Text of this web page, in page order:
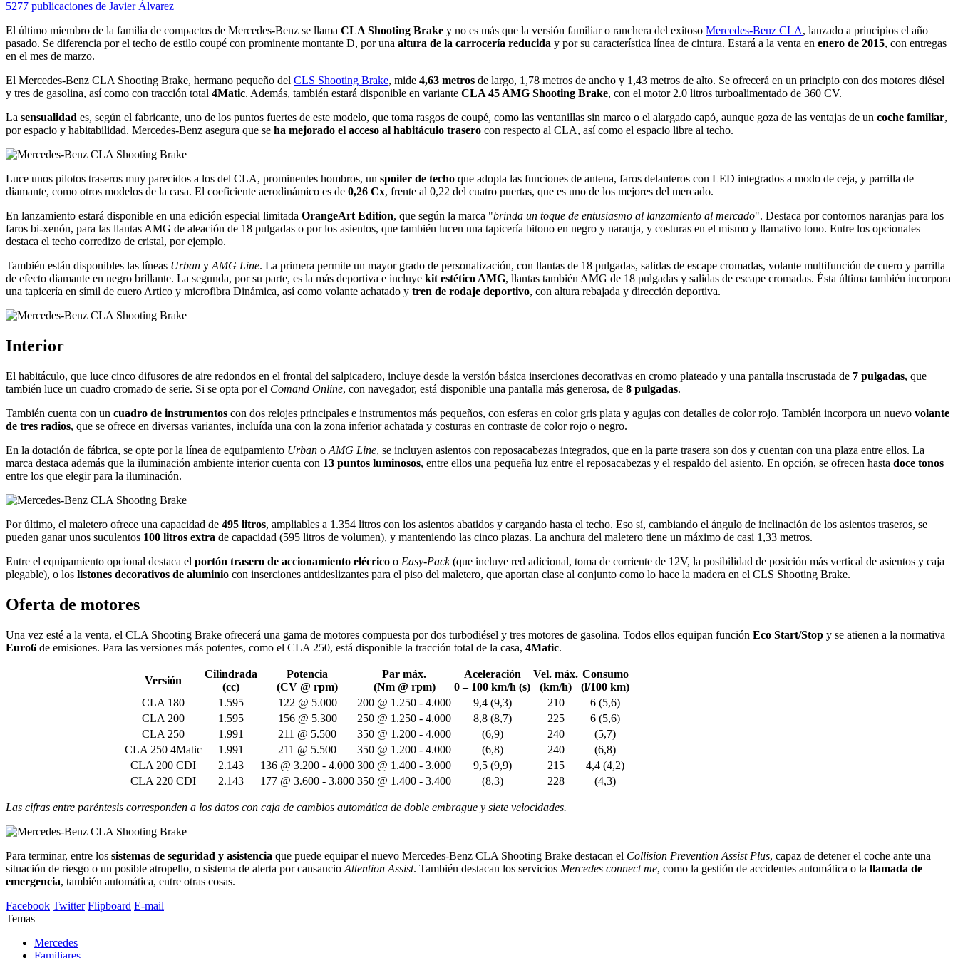
5277 publicaciones de Javier Álvarez
El último miembro de la familia de compactos de Mercedes-Benz se llama CLA Shooting Brake y no es más que la versión familiar o ranchera del exitoso Mercedes-Benz CLA, lanzado a principios el año
pasado. Se diferencia por el techo de estilo coupé con prominente montante D, por una altura de la carrocería reducida y por su característica línea de cintura. Estará a la venta en enero de 2015, con entregas
en el mes de marzo.
El Mercedes-Benz CLA Shooting Brake, hermano pequeño del CLS Shooting Brake, mide 4,63 metros de largo, 1,78 metros de ancho y 1,43 metros de alto. Se ofrecerá en un principio con dos motores diésel
y tres de gasolina, así como con tracción total 4Matic. Además, también estará disponible en variante CLA 45 AMG Shooting Brake, con el motor 2.0 litros turboalimentado de 360 CV.
La sensualidad es, según el fabricante, uno de los puntos fuertes de este modelo, que toma rasgos de coupé, como las ventanillas sin marco o el alargado capó, aunque goza de las ventajas de un coche familiar,
por espacio y habitabilidad. Mercedes-Benz asegura que se ha mejorado el acceso al habitáculo trasero con respecto al CLA, así como el espacio libre al techo.
Luce unos pilotos traseros muy parecidos a los del CLA, prominentes hombros, un spoiler de techo que adopta las funciones de antena, faros delanteros con LED integrados a modo de ceja, y parrilla de
diamante, como otros modelos de la casa. El coeficiente aerodinámico es de 0,26 Cx, frente al 0,22 del cuatro puertas, que es uno de los mejores del mercado.
En lanzamiento estará disponible en una edición especial limitada OrangeArt Edition, que según la marca "brinda un toque de entusiasmo al lanzamiento al mercado". Destaca por contornos naranjas para los
faros bi-xenón, para las llantas AMG de aleación de 18 pulgadas o por los asientos, que también lucen una tapicería bitono en negro y naranja, y costuras en el mismo y llamativo tono. Entre los opcionales
destaca el techo corredizo de cristal, por ejemplo.
También están disponibles las líneas Urban y AMG Line. La primera permite un mayor grado de personalización, con llantas de 18 pulgadas, salidas de escape cromadas, volante multifunción de cuero y parrilla
de efecto diamante en negro brillante. La segunda, por su parte, es la más deportiva e incluye kit estético AMG, llantas también AMG de 18 pulgadas y salidas de escape cromadas. Ésta última también incorpora
una tapicería en símil de cuero Artico y microfibra Dinámica, así como volante achatado y tren de rodaje deportivo, con altura rebajada y dirección deportiva.
Interior
El habitáculo, que luce cinco difusores de aire redondos en el frontal del salpicadero, incluye desde la versión básica inserciones decorativas en cromo plateado y una pantalla inscrustada de 7 pulgadas, que
también luce un cuadro cromado de serie. Si se opta por el Comand Online, con navegador, está disponible una pantalla más generosa, de 8 pulgadas.
También cuenta con un cuadro de instrumentos con dos relojes principales e instrumentos más pequeños, con esferas en color gris plata y agujas con detalles de color rojo. También incorpora un nuevo volante
de tres radios, que se ofrece en diversas variantes, incluída una con la zona inferior achatada y costuras en contraste de color rojo o negro.
En la dotación de fábrica, se opte por la línea de equipamiento Urban o AMG Line, se incluyen asientos con reposacabezas integrados, que en la parte trasera son dos y cuentan con una plaza entre ellos. La
marca destaca además que la iluminación ambiente interior cuenta con 13 puntos luminosos, entre ellos una pequeña luz entre el reposacabezas y el respaldo del asiento. En opción, se ofrecen hasta doce tonos
entre los que elegir para la iluminación.
Por último, el maletero ofrece una capacidad de 495 litros, ampliables a 1.354 litros con los asientos abatidos y cargando hasta el techo. Eso sí, cambiando el ángulo de inclinación de los asientos traseros, se
pueden ganar unos suculentos 100 litros extra de capacidad (595 litros de volumen), y manteniendo las cinco plazas. La anchura del maletero tiene un máximo de casi 1,33 metros.
Entre el equipamiento opcional destaca el portón trasero de accionamiento elécrico o Easy-Pack(que incluye red adicional, toma de corriente de 12V, la posibilidad de posición más vertical de asientos y caja
plegable), o los listones decorativos de aluminio con inserciones antideslizantes para el piso del maletero, que aportan clase al conjunto como lo hace la madera en el CLS Shooting Brake.
Oferta de motores
Una vez esté a la venta, el CLA Shooting Brake ofrecerá una gama de motores compuesta por dos turbodiésel y tres motores de gasolina. Todos ellos equipan función Eco Start/Stop y se atienen a la normativa
Euro6 de emisiones. Para las versiones más potentes, como el CLA 250, está disponible la tracción total de la casa, 4Matic.
Versión
Cilindrada
(cc)
Potencia
(CV @ rpm)
Par máx.
(Nm @ rpm)
Aceleración
0 – 100 km/h (s)
Vel. máx.
(km/h)
Consumo
(l/100 km)
CLA 180
1.595 122 @ 5.000 200 @ 1.250 - 4.000 9,4 (9,3) 210
6 (5,6)
CLA 200
1.595 156 @ 5.300 250 @ 1.250 - 4.000 8,8 (8,7) 225
6 (5,6)
CLA 250
1.991 211 @ 5.500 350 @ 1.200 - 4.000 (6,9) 240
(5,7)
CLA 250 4Matic
1.991 211 @ 5.500 350 @ 1.200 - 4.000 (6,8) 240
(6,8)
CLA 200 CDI
2.143 136 @ 3.200 - 4.000 300 @ 1.400 - 3.000 9,5 (9,9) 215
4,4 (4,2)
CLA 220 CDI
2.143 177 @ 3.600 - 3.800 350 @ 1.400 - 3.400 (8,3) 228 (4,3)
Las cifras entre paréntesis corresponden a los datos con caja de cambios automática de doble embrague y siete velocidades.
Para terminar, entre los sistemas de seguridad y asistencia que puede equipar el nuevo Mercedes-Benz CLA Shooting Brake destacan el Collision Prevention Assist Plus, capaz de detener el coche ante una
situación de riesgo o un posible atropello, o sistema de alerta por cansancio Attention Assist. También destacan los servicios Mercedes connect me, como la gestión de accidentes automática o la llamada de
emergencia, también automática, entre otras cosas.
Facebook Twitter Flipboard E-mail
Temas
Mercedes
Familiares